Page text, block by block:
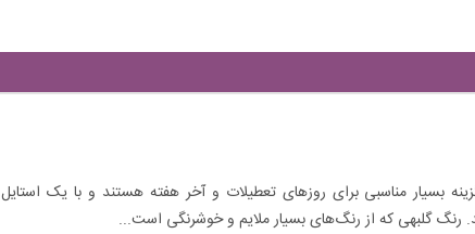
بسیار مناسبی برای روزهای تعطیلات و آخر هفته هستند و با یک استایل
رنگ گلبهی که از رنگ‌های بسیار ملایم و خوشرنگی است...